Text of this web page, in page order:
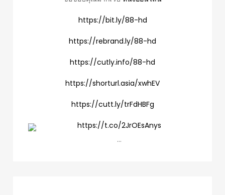
https://bit.ly/88-hd
https://rebrand.ly/88-hd
https://cutly.info/88-hd
https://shorturl.asia/xwhEV
https://cutt.ly/trFdHBFg
https://t.co/2JrOEsAnys
…